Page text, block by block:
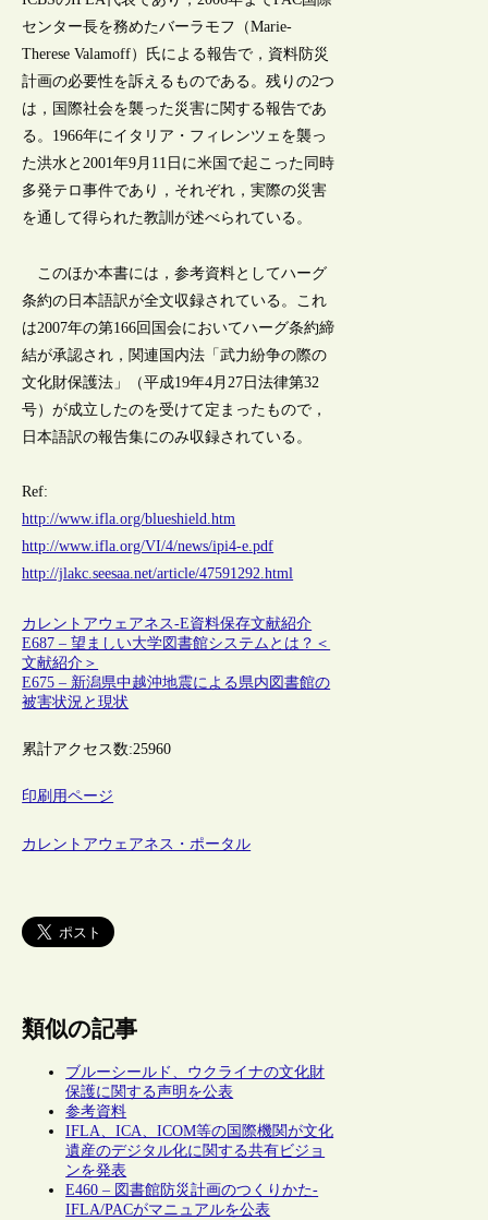
センター長を務めたバーラモフ（Marie-
Therese Valamoff）氏による報告で，資料防災
計画の必要性を訴えるものである。残りの2つ
は，国際社会を襲った災害に関する報告であ
る。1966年にイタリア・フィレンツェを襲っ
た洪水と2001年9月11日に米国で起こった同時
多発テロ事件であり，それぞれ，実際の災害
を通して得られた教訓が述べられている。
このほか本書には，参考資料としてハーグ
条約の日本語訳が全文収録されている。これ
は2007年の第166回国会においてハーグ条約締
結が承認され，関連国内法「武力紛争の際の
文化財保護法」（平成19年4月27日法律第32
号）が成立したのを受けて定まったもので，
日本語訳の報告集にのみ収録されている。
Ref:
http://www.ifla.org/blueshield.htm
http://www.ifla.org/VI/4/news/ipi4-e.pdf
http://jlakc.seesaa.net/article/47591292.html
カレントアウェアネス-E資料保存文献紹介
E687 – 望ましい大学図書館システムとは？＜
文献紹介＞
E675 – 新潟県中越沖地震による県内図書館の
被害状況と現状
累計アクセス数:25960
印刷用ページ
カレントアウェアネス・ポータル
類似の記事
ブルーシールド、ウクライナの文化財
保護に関する声明を公表
参考資料
IFLA、ICA、ICOM等の国際機関が文化
遺産のデジタル化に関する共有ビジョ
ンを発表
E460 – 図書館防災計画のつくりかた-
IFLA/PACがマニュアルを公表